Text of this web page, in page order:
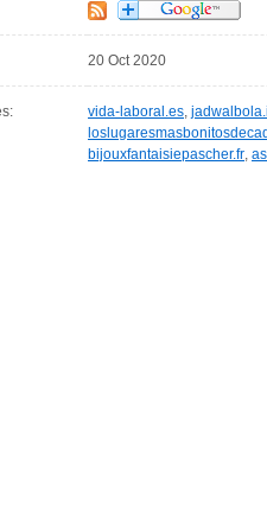
20 Oct 2020
vida-laboral.es,
bijouxfantaisiepascher.fr,